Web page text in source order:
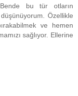
bu tür otların
Özellikle
ve hemen
sağlıyor. Ellerine